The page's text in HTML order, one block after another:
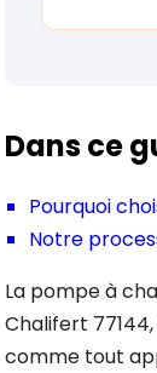
Dans ce
Pourquoi
Notre
La pompe à
Chalifert
comme tout